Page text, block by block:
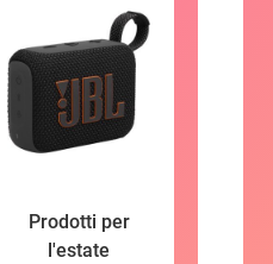
Prodotti per
l'estate